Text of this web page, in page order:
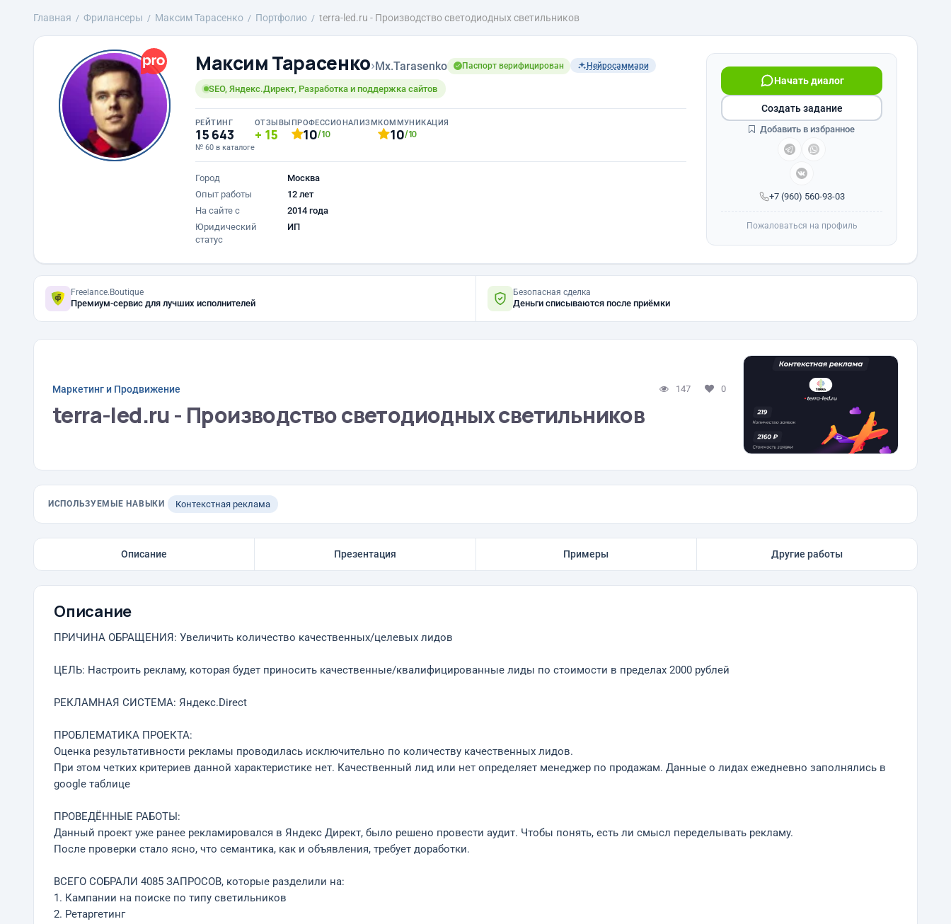
Главная Фрилансеры Максим Тарасенко Портфолио terra-led.ru - Производство светодиодных светильников
Максим Тарасенко›Mx.Tarasenko Паспорт верифицирован Нейросаммари
SEO, Яндекс.Директ, Разработка и поддержка сайтов
РЕЙТИНГ
15 643
№ 60 в каталоге
ОТЗЫВЫ
15
ПРОФЕССИОНАЛИЗМ
10/10
КОММУНИКАЦИЯ
10/10
Город
Москва
Опыт работы
12 лет
На сайте с
2014 года
Юридический
статус
ИП
+7 (960) 560-93-03
Начать диалог
Создать задание
Добавить в избранное
Пожаловаться на профиль
Freelance.Boutique
Премиум-сервис для лучших исполнителей
Безопасная сделка
Деньги списываются после приёмки
Маркетинг и Продвижение 147 0
terra-led.ru - Производство светодиодных светильников
ИСПОЛЬЗУЕМЫЕ НАВЫКИ Контекстная реклама
Описание Презентация Примеры Другие работы
Описание
ПРИЧИНА ОБРАЩЕНИЯ: Увеличить количество качественных/целевых лидов
ЦЕЛЬ: Настроить рекламу, которая будет приносить качественные/квалифицированные лиды по стоимости в пределах 2000 рублей
РЕКЛАМНАЯ СИСТЕМА: Яндекс.Direct
ПРОБЛЕМАТИКА ПРОЕКТА:
Оценка результативности рекламы проводилась исключительно по количеству качественных лидов.
При этом четких критериев данной характеристике нет. Качественный лид или нет определяет менеджер по продажам. Данные о лидах ежедневно заполнялись в
google таблице
ПРОВЕДЁННЫЕ РАБОТЫ:
Данный проект уже ранее рекламировался в Яндекс Директ, было решено провести аудит. Чтобы понять, есть ли смысл переделывать рекламу.
После проверки стало ясно, что семантика, как и объявления, требует доработки.
ВСЕГО СОБРАЛИ 4085 ЗАПРОСОВ, которые разделили на:
1. Кампании на поиске по типу светильников
2. Ретаргетинг